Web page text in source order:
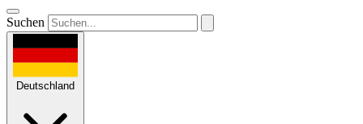
Suchen
Deutschland